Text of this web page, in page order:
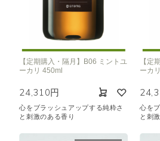
【定期購入・隔月】B06 ミントユ
ーカリ 450ml
24,310円
心をブラッシュアップする純粋さ
と刺激のある香り
【定
ーカ
心を
と刺